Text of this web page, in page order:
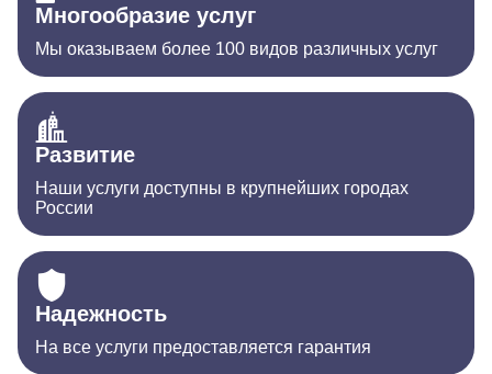
Многообразие услуг
Мы оказываем более 100 видов различных услуг
Развитие
Наши услуги доступны в крупнейших городах
России
Надежность
На все услуги предоставляется гарантия